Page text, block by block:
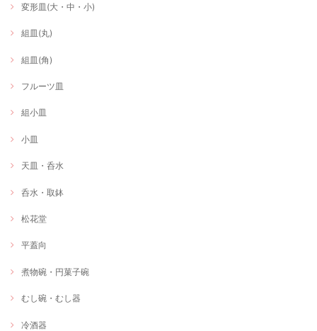
変形皿(大・中・小)
組皿(丸)
組皿(角)
フルーツ皿
組小皿
小皿
天皿・呑水
呑水・取鉢
松花堂
平蓋向
煮物碗・円菓子碗
むし碗・むし器
冷酒器